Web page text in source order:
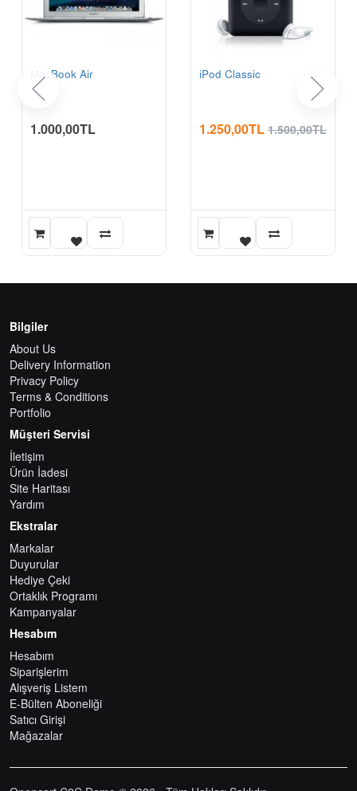
MacBook Air
1.000,00TL
iPod Classic
1.250,00TL 1.500,00TL
Bilgiler
About Us
Delivery Information
Privacy Policy
Terms & Conditions
Portfolio
Müşteri Servisi
İletişim
Ürün İadesi
Site Haritası
Yardım
Ekstralar
Markalar
Duyurular
Hediye Çeki
Ortaklık Programı
Kampanyalar
Hesabım
Hesabım
Siparişlerim
Alışveriş Listem
E-Bülten Aboneliği
Satıcı Girişi
Mağazalar